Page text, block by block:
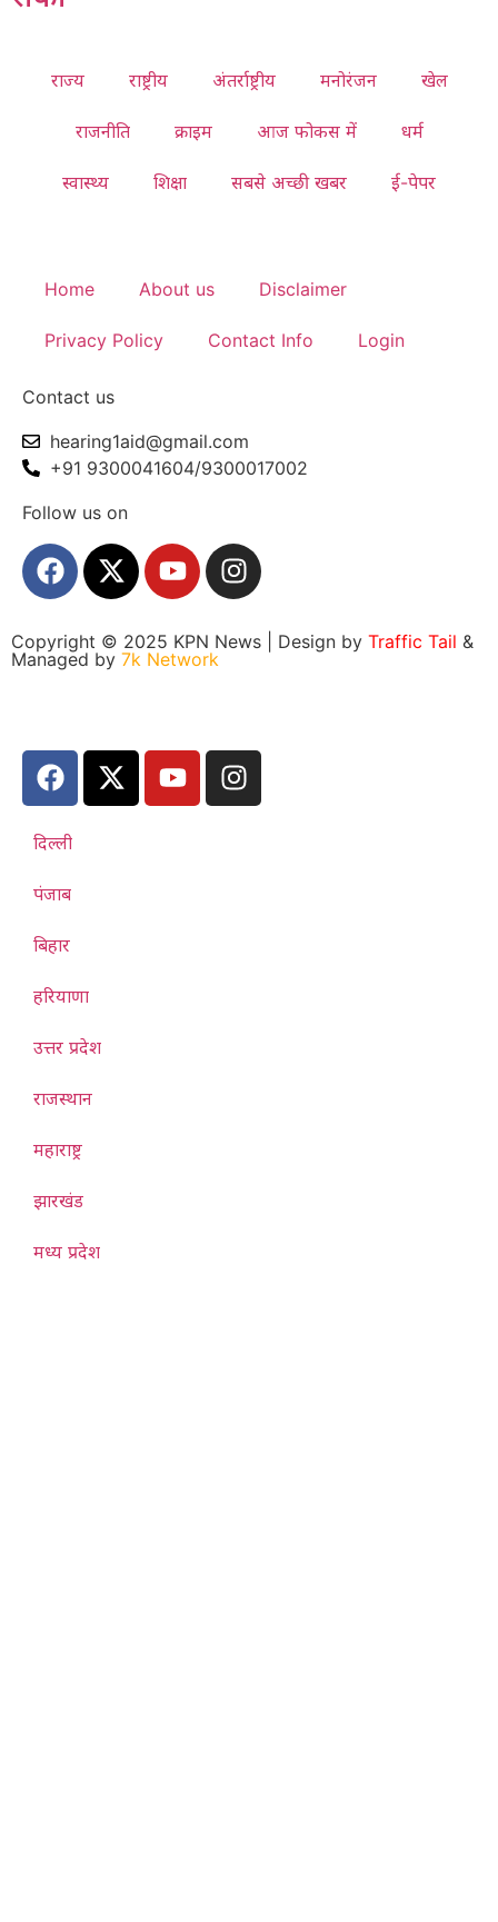
राज्य राष्ट्रीय अंतर्राष्ट्रीय मनोरंजन खेल
राजनीति क्राइम आज फोकस में धर्म
स्वास्थ्य शिक्षा सबसे अच्छी खबर ई-पेपर
Home About us Disclaimer
Privacy Policy Contact Info Login
Contact us
hearing1aid@gmail.com
+91 9300041604/9300017002
Follow us on
Copyright © 2025 KPN News | Design by Traffic Tail &
Managed by 7k Network
दिल्ली
पंजाब
बिहार
हरियाणा
उत्तर प्रदेश
राजस्थान
महाराष्ट्र
झारखंड
मध्य प्रदेश